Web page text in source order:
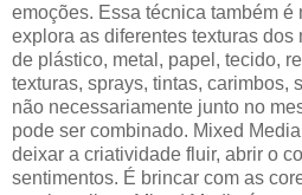
emoções. Essa técnica também é
explora as diferentes texturas
de plástico, metal, papel, tecido,
texturas, sprays, tintas, carimbos,
não necessariamente junto no
pode ser combinado. Mixed
deixar a criatividade fluir, abrir o
sentimentos. É brincar com as